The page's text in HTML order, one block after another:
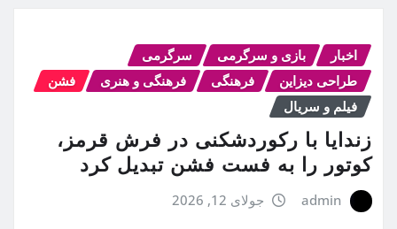
اخبار بازی و سرگرمی
سرگرمی
طراحی دیزاین
فرهنگی فرهنگی و هنری
فشن
فیلم و سریال
زندایا با رکوردشکنی در فرش قرمز،
کوتور را به فست فشن تبدیل کرد
admin جولای 12, 2026